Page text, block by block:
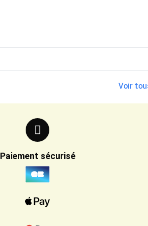
Voir
Paiement sécurisé